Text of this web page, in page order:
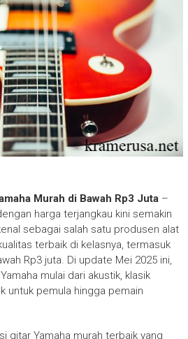
Murah di Bawah Rp3 Juta–
harga terjangkau kini semakin
sebagai salah satu produsen alat
terbaik di kelasnya, termasuk
Rp3 juta. Di update Mei 2025 ini,
mulai dari akustik, klasik
untuk pemula hingga pemain
gitar Yamaha murah terbaik yang